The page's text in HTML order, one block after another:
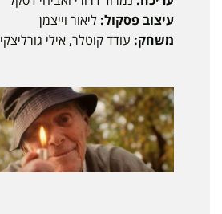
עיצוב פסקול: ליאור וייצמן
משחק: עודד קוטלר, אילי גורליצקי